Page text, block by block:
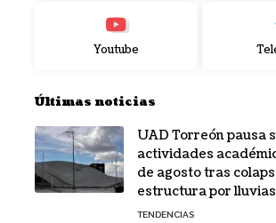
Youtube
Últimas noticias
UAD Torreón pausa
actividades
de agosto tras
estructura por lluvias
TENDENCIAS